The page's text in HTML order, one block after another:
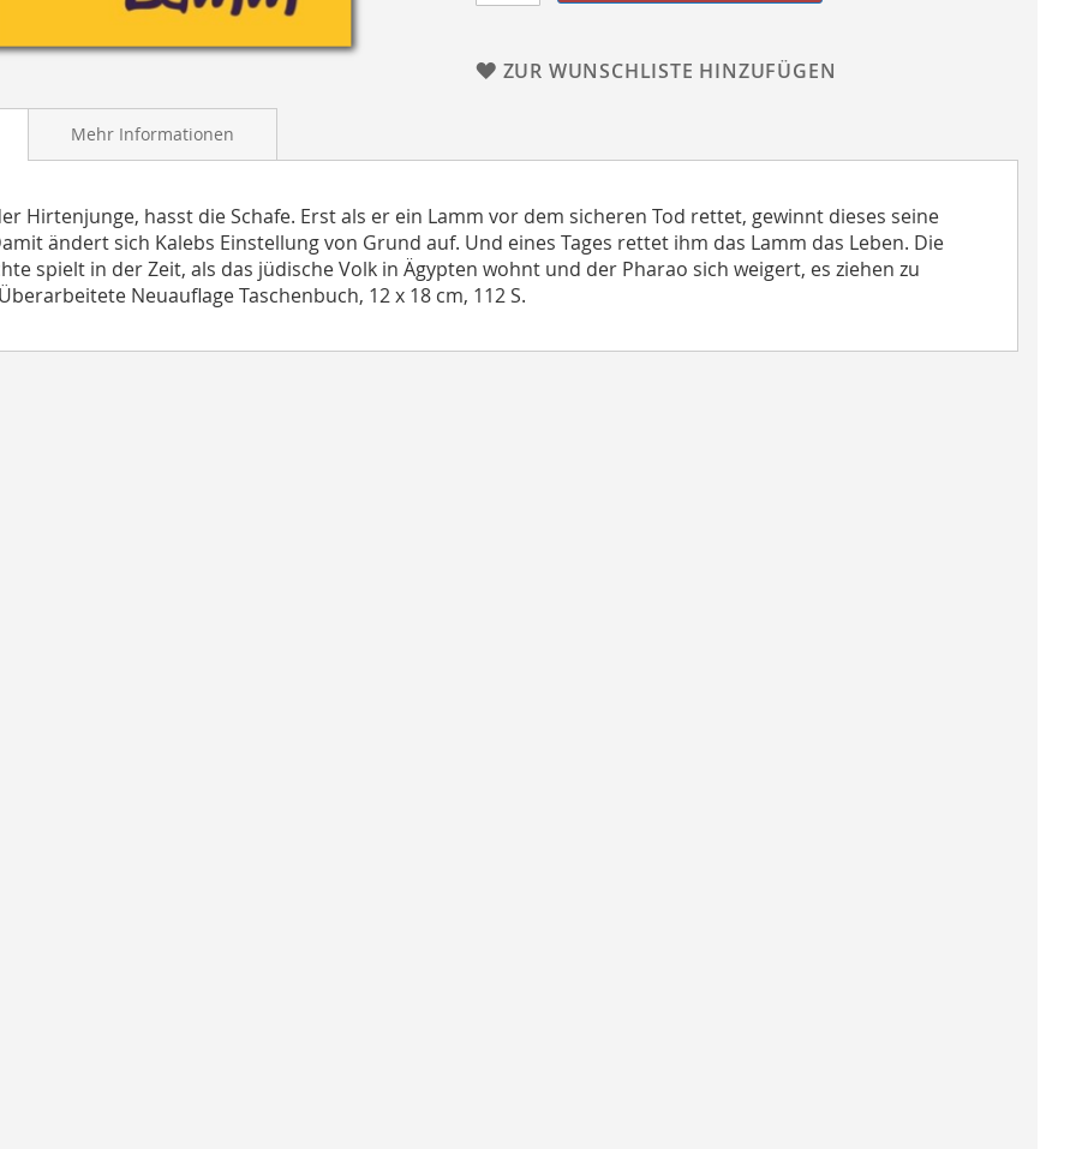
ZUR WUNSCHLISTE HINZUFÜGEN
Hirtenjunge, hasst die Schafe. Erst als er ein Lamm vor dem sicheren Tod rettet, gewinnt dieses seine
ändert sich Kalebs Einstellung von Grund auf. Und eines Tages rettet ihm das Lamm das Leben. Die
spielt in der Zeit, als das jüdische Volk in Ägypten wohnt und der Pharao sich weigert, es ziehen zu
Neuauflage Taschenbuch, 12 x 18 cm, 112 S.
Mehr Informationen